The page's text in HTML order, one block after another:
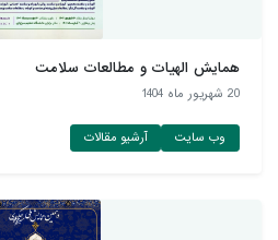
همایش الهیات و مطالعات سلامت
20 شهريور ماه 1404
وب سایت آرشیو مقالات